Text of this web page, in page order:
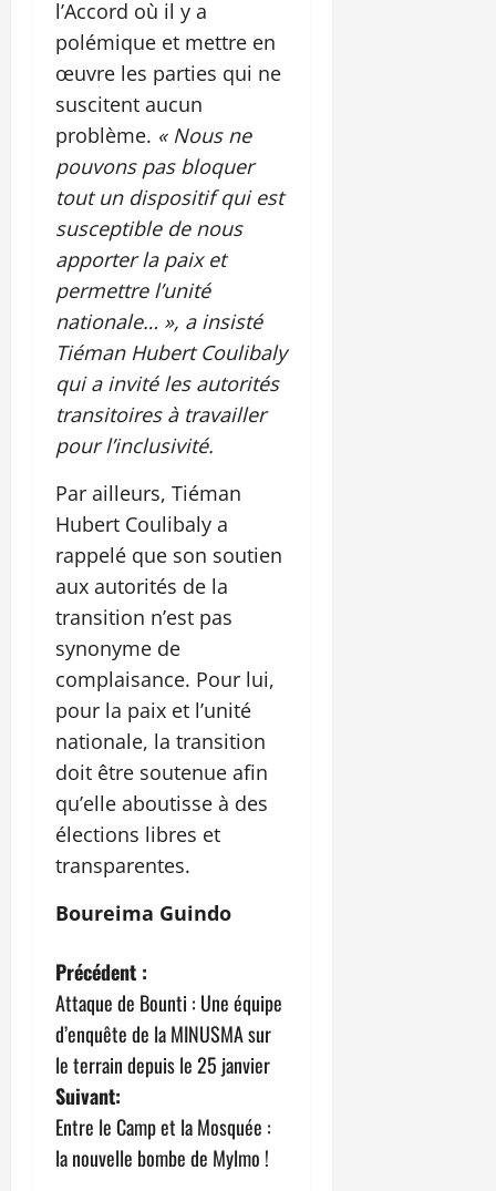
l’Accord où il y a
polémique et mettre en
œuvre les parties qui ne
suscitent aucun
problème. « Nous ne
pouvons pas bloquer
tout un dispositif qui est
susceptible de nous
apporter la paix et
permettre l’unité
nationale… », a insisté
Tiéman Hubert Coulibaly
qui a invité les autorités
transitoires à travailler
pour l’inclusivité.
Par ailleurs, Tiéman
Hubert Coulibaly a
rappelé que son soutien
aux autorités de la
transition n’est pas
synonyme de
complaisance. Pour lui,
pour la paix et l’unité
nationale, la transition
doit être soutenue afin
qu’elle aboutisse à des
élections libres et
transparentes.
Boureima Guindo
N
a
v
i
g
Précédent :
Attaque de Bounti : Une équipe
d’enquête de la MINUSMA sur
le terrain depuis le 25 janvier
Suivant:
Entre le Camp et la Mosquée :
la nouvelle bombe de Mylmo !